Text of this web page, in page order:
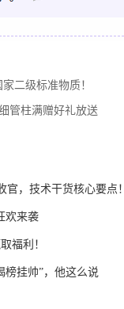
二级标准物质！
管柱满赠好礼放送
官，技术干货核心要点
欢来袭
福利！
榜挂帅”，他这么说